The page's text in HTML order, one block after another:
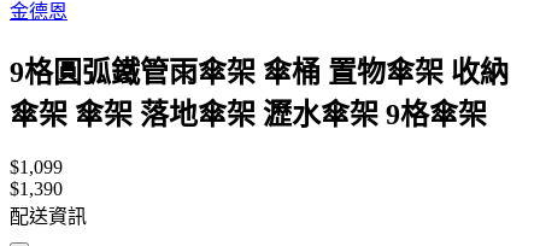
金德恩
9格圓弧鐵管雨傘架 傘桶 置物傘架 收納
傘架 傘架 落地傘架 瀝水傘架 9格傘架
$1,099
$1,390
配送資訊